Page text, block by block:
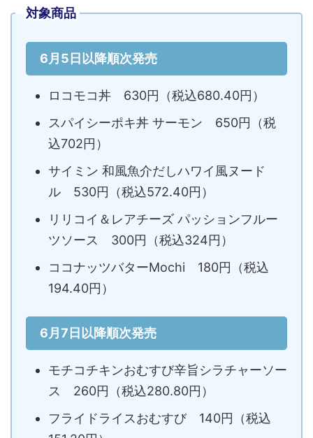
対象商品
6月5日以降順次発売
ロコモコ丼 630円（税込680.40円）
スパイシーポキ丼 サーモン 650円（税
込702円）
サイミン 和風魚介だしハワイ風ヌード
ル 530円（税込572.40円）
リリコイ＆レアチーズ パッションフルー
ツソース 300円（税込324円）
ココナッツバターMochi 180円（税込
194.40円）
6月7日以降順次発売
モチコチキンおむすび辛旨シラチャーソー
ス 260円（税込280.80円）
フライドライスおむすび 140円（税込